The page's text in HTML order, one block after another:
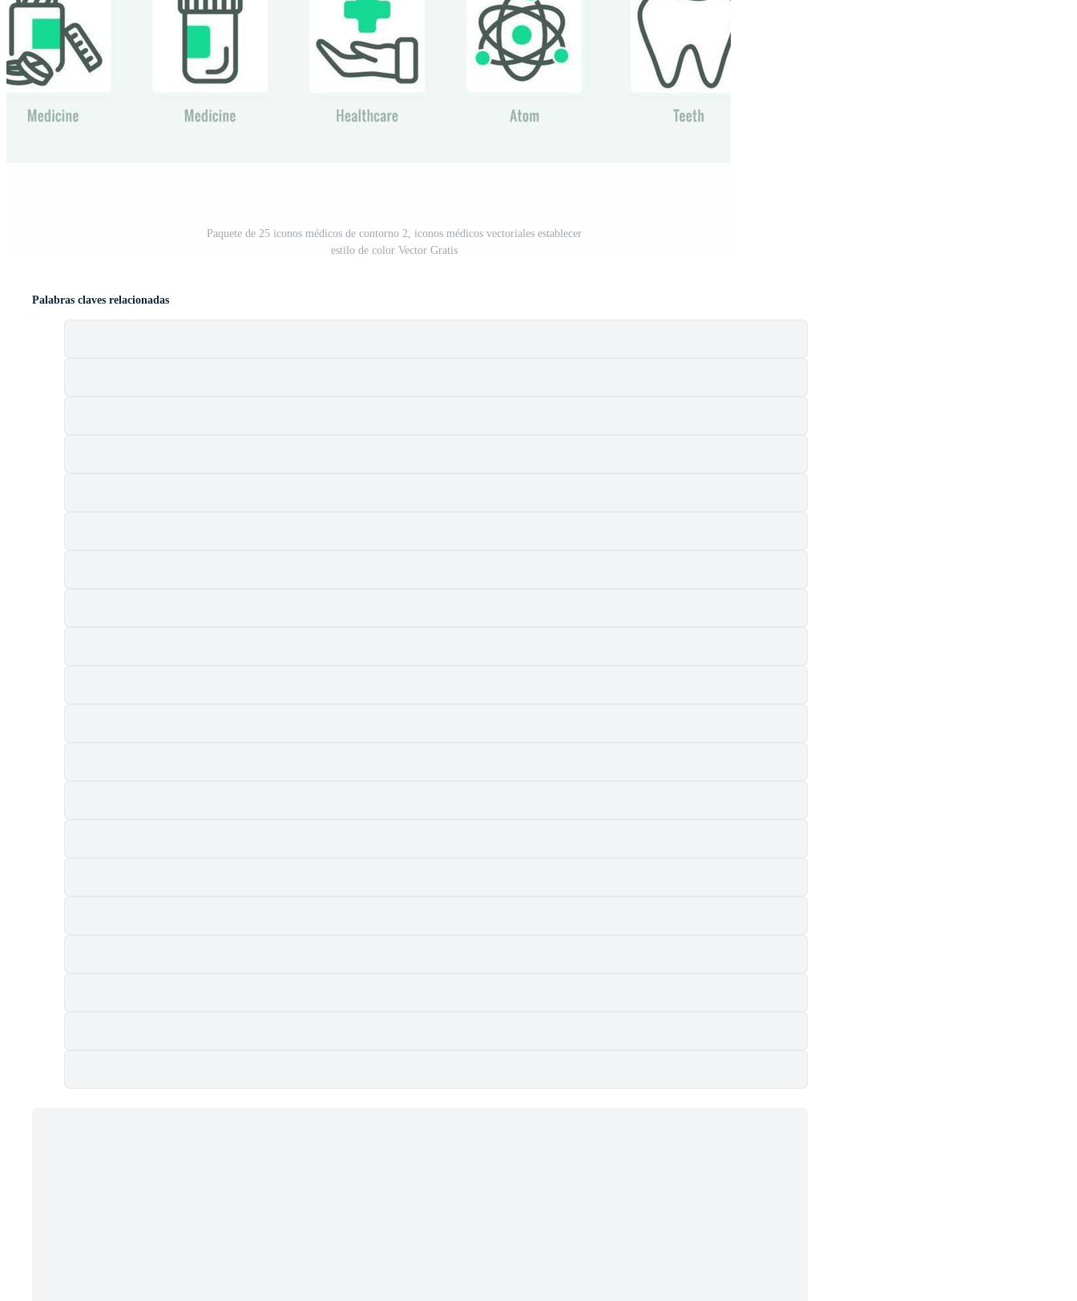
Paquete de 25 iconos médicos de contorno 2, iconos médicos vectoriales establecer
estilo de color Vector Gratis
Palabras claves relacionadas